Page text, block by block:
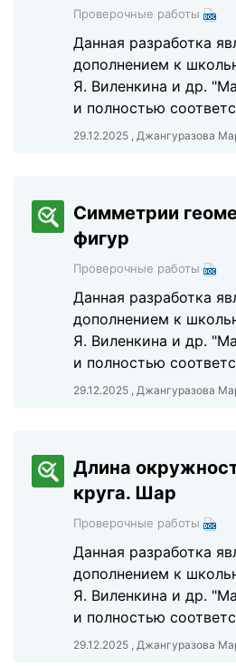
Проверочные работы
Данная разработка
дополнением к
Я. Виленкина и др.
и полностью
29.12.2025 , Джангуразова
Симметрии
фигур
Проверочные работы
Данная разработка
дополнением к
Я. Виленкина и др.
и полностью
29.12.2025 , Джангуразова
Длина
круга. Шар
Проверочные работы
Данная разработка
дополнением к
Я. Виленкина и др.
и полностью
29.12.2025 , Джангуразова